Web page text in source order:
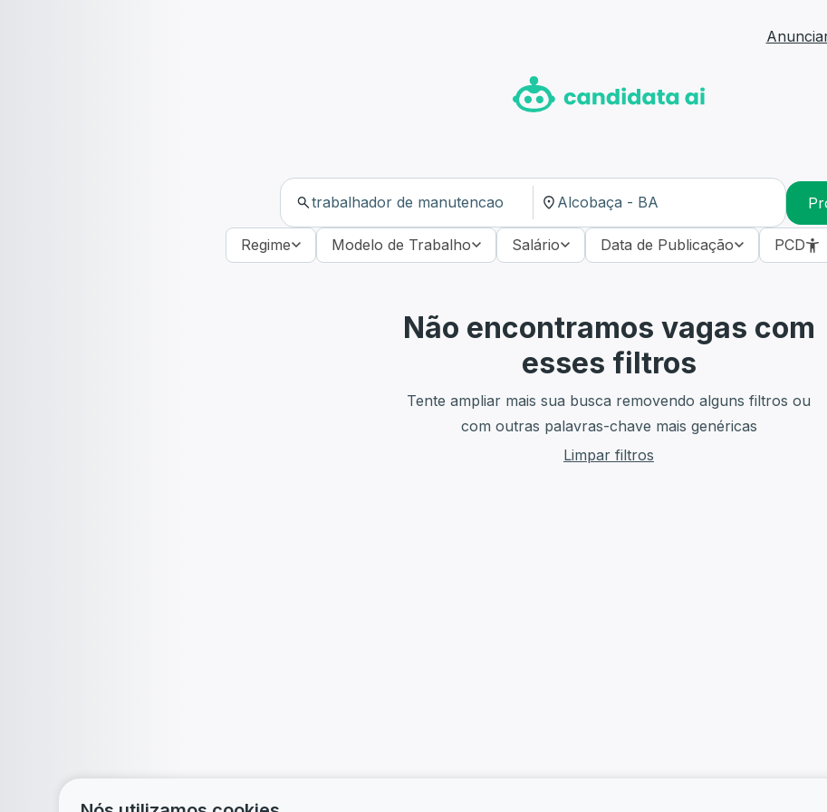
Regime Modelo de Trabalho Salário Data de Publicação PCD
Não encontramos vagas com
esses filtros
Tente ampliar mais sua busca removendo alguns filtros ou
com outras palavras-chave mais genéricas
Limpar filtros